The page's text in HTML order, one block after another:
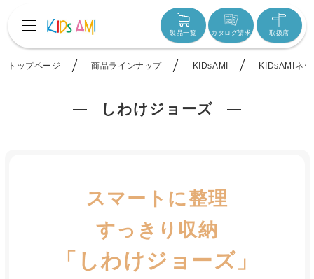
製品一覧 カタログ請求 取扱店
トップページ 商品ラインナップ KIDsAMI KIDsAMIネ
しわけジョーズ
スマートに整理
すっきり収納
「しわけジョーズ」